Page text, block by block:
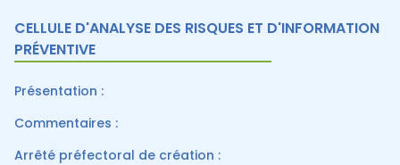
CELLULE D'ANALYSE DES RISQUES ET D'INFORMATION
PRÉVENTIVE
Présentation :
Commentaires :
Arrêté préfectoral de création :